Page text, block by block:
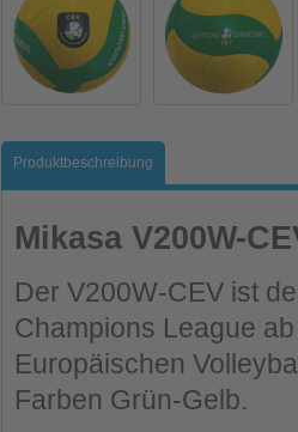
Produktbeschreibung
Mikasa V200W-
Der V200W-CEV ist
Champions League
Europäischen
Farben Grün-Gelb.